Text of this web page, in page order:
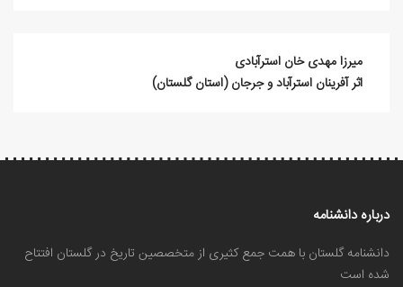
میرزا مهدی خان استرآبادی
اثر آفرينان استرآباد و جرجان (استان گلستان)
درباره دانشنامه
دانشنامه گلستان با همت جمع کثیری از متخصصین تاریخ در گلستان افتتاح
شده است